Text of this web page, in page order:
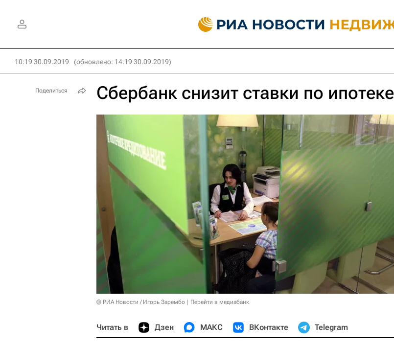
10:19 30.09.2019 (обновлено: 14:19 30.09.2019)
Сбербанк снизит ставки по ипотеке
© РИА Новости / Игорь Зарембо Перейти в медиабанк
Читать в Дзен МАКС ВКонтакте Telegram
Поделиться